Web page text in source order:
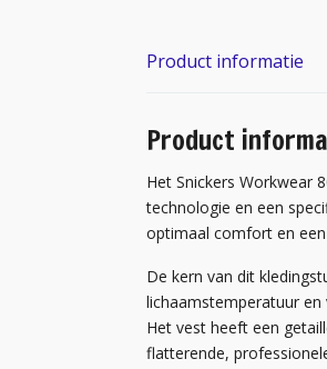
Product informatie
Product
Het Snickers Workwear
technologie en een
optimaal comfort en
De kern van dit
lichaamstemperatuur
Het vest heeft een
flatterende,